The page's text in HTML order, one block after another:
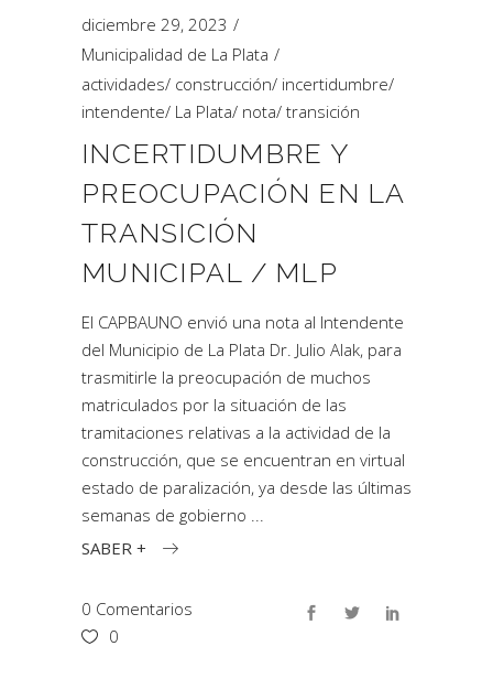
diciembre 29, 2023
Municipalidad de La Plata
actividades/ construcción/ incertidumbre/
intendente/ La Plata/ nota/ transición
INCERTIDUMBRE Y
PREOCUPACIÓN EN LA
TRANSICIÓN
MUNICIPAL / MLP
El CAPBAUNO envió una nota al Intendente
del Municipio de La Plata Dr. Julio Alak, para
trasmitirle la preocupación de muchos
matriculados por la situación de las
tramitaciones relativas a la actividad de la
construcción, que se encuentran en virtual
estado de paralización, ya desde las últimas
semanas de gobierno
SABER +
0 Comentarios
0